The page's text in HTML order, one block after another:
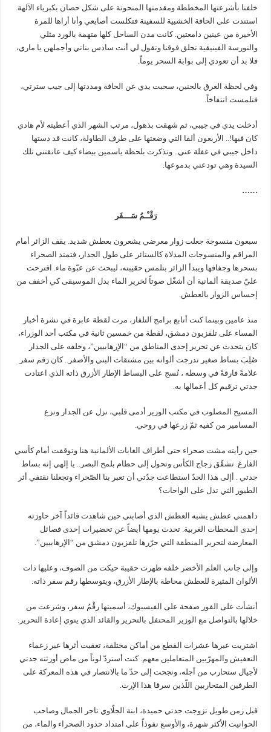
خلفنا بأشرعتها المخططة ومقدمتها المنحوتة على شكل حصان بكبرياء الآلهة.
استندت على الحافة الخشبية للسفينة فتكلست أصابعي وأنا أراها للمرة
الأخيرة من عينين دامعتين. كانت مدن الساحل كلها متهمة بالورد مثلي
والنورسة الفينيقية تحلق فوقنا وتقول لي أنت سادس بناتي وأجملهن يا ماري،
فلا بد أن تعودي إلى بوابة السحر يوماً.
وفي لحظة الغرق بالحنين، سحبت يدي عن الحافة ومددتها إلى جيب سترتي،
فتلمست انتفاخاً.
أدخلت يدي في جيبي، ثم شهقت بذهول، مرتب الشهر الذي أعطيته لأم هادي
كان فيها!.. الأربعون ألفا التي وضعتها على طرف الطاولة، كانت قد دستها
داخل جيبي في غفلة عني.. وتذكرت بلحظة ياسمين بيضاء كيف عانقتني تلك
السيدة وهي تودعني بدموعها.
……
رَقْـْـمُ سَـــفَر
سبعون منسوجة جعلت زوار معرضي يشعرون بعطش شديد. يقف الزائر أمام
المراقم والمنسوجات المدلاة كالستائر على طول الجدار، فتمتد الصحراء
بسحرها وجفافها ويبدأ الزائر بتلمس حقيبته، ليبحث عن عبّوة ماء. اقترحت
عليّ صديقة ألمانية أن أشغّل صوتاً لخرير الماء بدل الموسيقى كي أخفف من
إحساس الزوار بالعطش.
منذ عامين وبينما كنت أتابع برامج التلفاز، مرت لقطة عابرة في نشرة أخبار
المساء على تلفزيون دمشق، لقطة من خمسين ثانية في مكتب أحد الوزراء،
كان يتحدث عن تحرير إحدى المناطق من “الإرهابيين”، وخلفه على الجدار
صُلِبَ بساط صغير تدرجت ألوانه بين مشتقات البني والأصفر.. كان رَقم سفر
علامةً فارقةً في وسطه ، نُسج على البساط الإطار الأزرق ذاته الذي اعتادت
جدتي ترقيم كل أعمالها به.
المسيح المصلوب في مكتب الوزير أدمى قلبي، نزل عن الجدار ونزع
المسامير من كفيه ثمّ زرعها في روحي.
حين رأيته مشت صحراء حتى أطراف الغابات الألمانية هنا وتوقفت أمام كأسي
الفارغ. تشقّق زجاج الكأس وتحول إلى حطام بلمح البصر.. يا إلهي إنه بساط
جدتي . أإلى هذا الحدّ استطاعت جدّتي أن تعبر بنا الصّحراء وتجعلنا نقتفي أثر
الطيور التي تدل على الواحات؟
داهمني عطش يشبه العطش الذي أصابني حين شاهدت قائداً آخر حاورَته
إحدى المحطات الغربية. تحدث يومها أيضاً عن تحضيرات إحدى فصائل
المعارضة لتحرير المنطقة التي حرّرها تلفزيون دمشق من “الإرهابيين”.
وإلى جانب العلم الأخضر خلفه ظهرت حقيبة حيكت من الصوف، وعليها ذات
الألوان المثيرة للعطش محاطة بالإطار الأزرق، ويتوسطها رقم سفر ذاته.
أنشأت على الفور صفحة على الفيسبوك، أسميتها رقْمُ سفر، وشرعت من
خلالها بالتواصل مع الوزير المحتفل بالتحرير والقائد الذي ينوي إعادة التحرير.
اشتريت عبرها عشرات القطع من أماكن مختلفة، تعقبت أثرها عبر زعماء
التعفيش والمهرّبين المتعاملين معهم. كنت أستردّ لوناً من ماض أورثته جدتي
لأجيال ستحارب من أجله، ونجحت إلى حدّ ما بالانتصار في هذه المعركة على
الطرفين المتحاربين اللّذين سرقا هذا الإرث.
قبل زمن طويل تزوجت جدتي حميدة، ابنة الجلّاوي تاجر الجمال وصاحب
الحوانيت الأكثر شهرة، والأوسع نفوذاً على امتداد حدود الصحراء والماء، من